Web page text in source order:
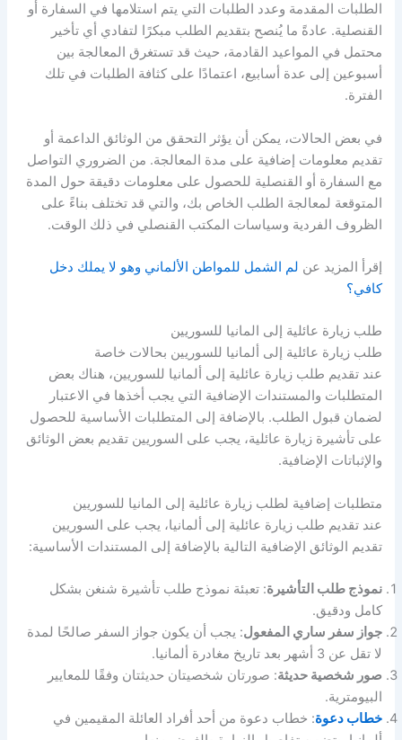
الطلبات المقدمة وعدد الطلبات التي يتم استلامها في السفارة أو
القنصلية. عادةً ما يُنصح بتقديم الطلب مبكرًا لتفادي أي تأخير
محتمل في المواعيد القادمة، حيث قد تستغرق المعالجة بين
أسبوعين إلى عدة أسابيع، اعتمادًا على كثافة الطلبات في تلك
الفترة.
في بعض الحالات، يمكن أن يؤثر التحقق من الوثائق الداعمة أو
تقديم معلومات إضافية على مدة المعالجة. من الضروري التواصل
مع السفارة أو القنصلية للحصول على معلومات دقيقة حول المدة
المتوقعة لمعالجة الطلب الخاص بك، والتي قد تختلف بناءً على
الظروف الفردية وسياسات المكتب القنصلي في ذلك الوقت.
إقرأ المزيد عن لم الشمل للمواطن الألماني وهو لا يملك دخل
كافي؟
طلب زيارة عائلية إلى المانيا للسوريين
طلب زيارة عائلية إلى ألمانيا للسوريين بحالات خاصة
عند تقديم طلب زيارة عائلية إلى ألمانيا للسوريين، هناك بعض
المتطلبات والمستندات الإضافية التي يجب أخذها في الاعتبار
لضمان قبول الطلب. بالإضافة إلى المتطلبات الأساسية للحصول
على تأشيرة زيارة عائلية، يجب على السوريين تقديم بعض الوثائق
والإثباتات الإضافية.
متطلبات إضافية لطلب زيارة عائلية إلى المانيا للسوريين
عند تقديم طلب زيارة عائلية إلى ألمانيا، يجب على السوريين
تقديم الوثائق الإضافية التالية بالإضافة إلى المستندات الأساسية:
نموذج طلب التأشيرة: تعبئة نموذج طلب تأشيرة شنغن بشكل
كامل ودقيق.
جواز سفر ساري المفعول: يجب أن يكون جواز السفر صالحًا لمدة
لا تقل عن 3 أشهر بعد تاريخ مغادرة ألمانيا.
صور شخصية حديثة: صورتان شخصيتان حديثتان وفقًا للمعايير
البيومترية.
خطاب دعوة: خطاب دعوة من أحد أفراد العائلة المقيمين في